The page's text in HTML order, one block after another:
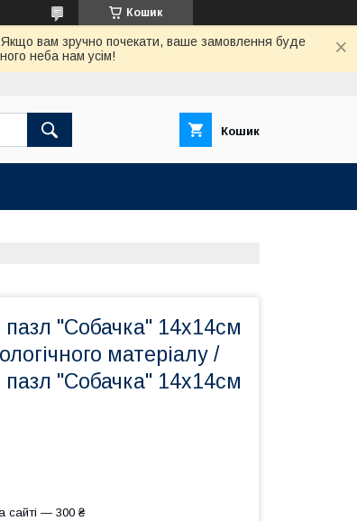
Кошик
Якщо вам зручно почекати, ваше замовлення буде
неба нам усім!
Кошик
"Собачка" 14х14см
матеріалу /
"Собачка" 14х14см
сайті — 300 ₴